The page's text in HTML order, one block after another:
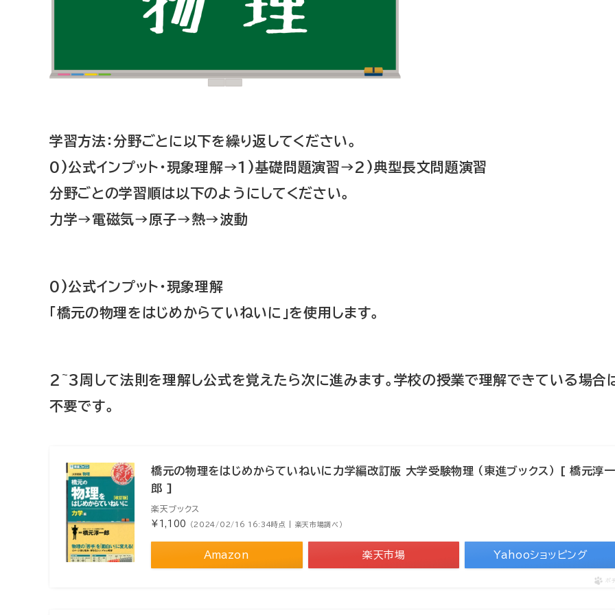
学習方法 ：分野ごとに以下を繰り返してください。
0)公式インプット・現象理解→1)基礎問題演習→2)典型長文問題演習
分野ごとの学習順は以下のようにしてください。
力学→電磁気→原子→熱→波動
0)公式インプット・現象理解
「橋元の物理をはじめからていねいに」を使用します。
2~3周して法則を理解し公式を覚えたら次に進みます。学校の授業で理解できている場合
不要です。
橋元の物理をはじめからていねいに力学編改訂版 大学受験物理 （東進ブックス） [ 橋元淳一
郎 ]
楽天ブックス
¥1,100 （2024/02/16 16:34時点 | 楽天市場調べ）
Amazon 楽天市場 Yahooショッピング
ポ